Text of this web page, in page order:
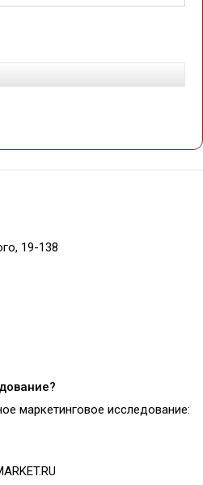
19-138
маркетинговое исследование: